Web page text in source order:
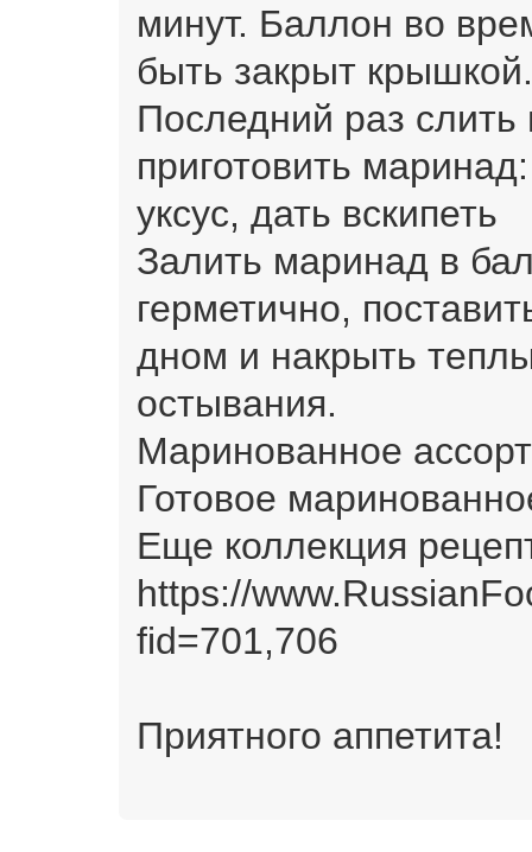
минут. Баллон во
быть закрыт крышкой.
Последний раз
приготовить
уксус, дать вскипеть
Залить маринад в
герметично,
дном и накрыть
остывания.
Маринованное
Готовое
Еще коллекция
https://
fid=701,706
Приятного аппетита!